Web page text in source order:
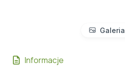
Galeria
Informacje